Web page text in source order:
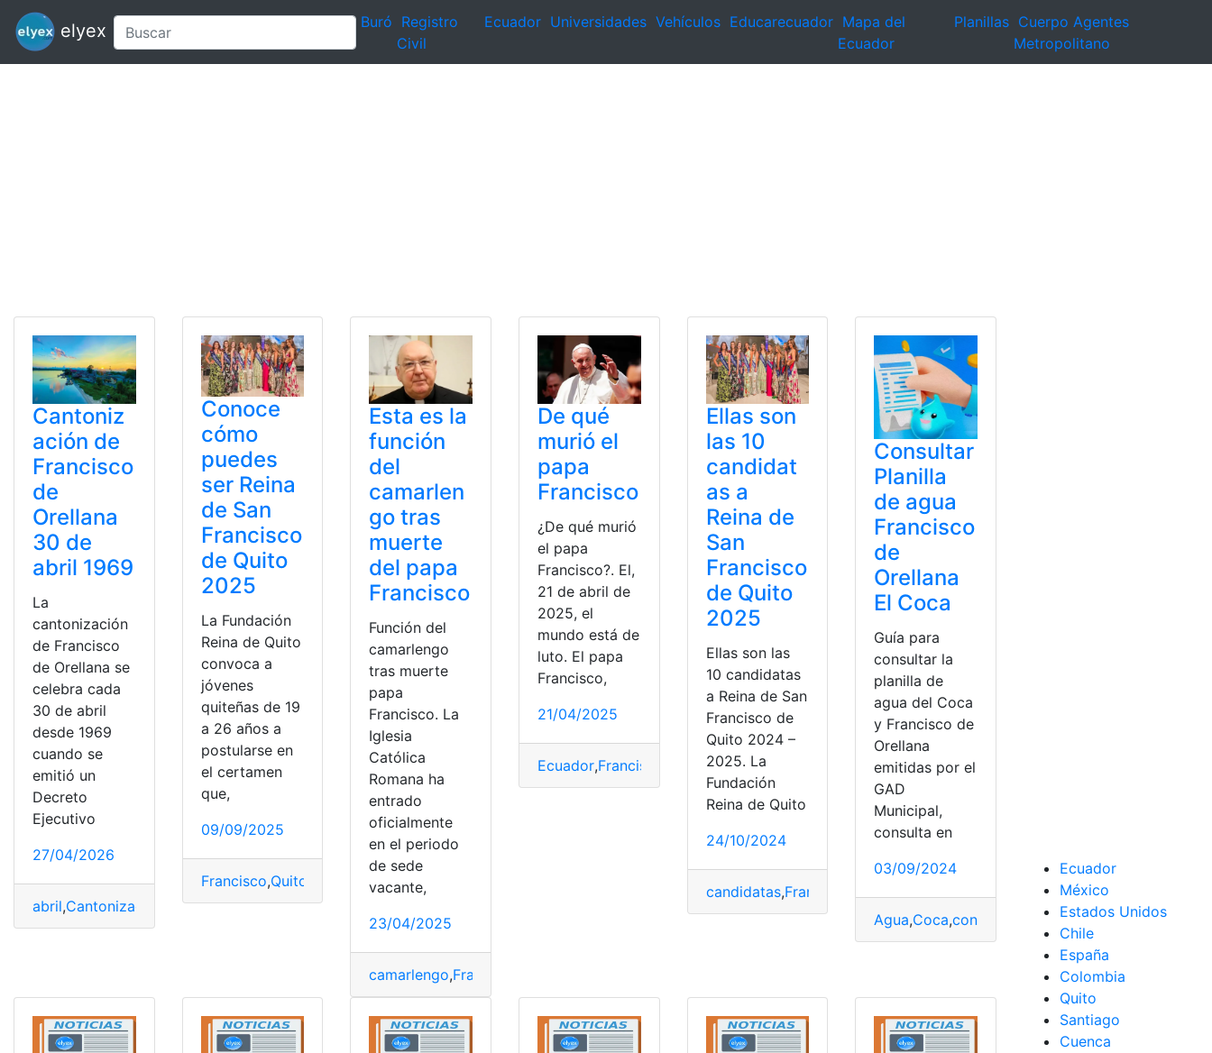
elyex Buró Registro
Civil
Ecuador Universidades Vehículos Educarecuador Mapa del
Ecuador
Planillas Cuerpo Agentes
Metropolitano
Cantoniz
ación de
Francisco
de
Orellana
30 de
abril 1969
La
cantonización
de Francisco
de Orellana se
celebra cada
30 de abril
desde 1969
cuando se
emitió un
Decreto
Ejecutivo
27/04/2026
abril,Cantonización Francisco,Orellana
Conoce
cómo
puedes
ser Reina
de San
Francisco
de Quito
2025
La Fundación
Reina de Quito
convoca a
jóvenes
quiteñas de 19
a 26 años a
postularse en
el certamen
que,
09/09/2025
Francisco,Quito Reina de San Francisco de Quito
Esta es la
función
del
camarlen
go tras
muerte
del papa
Francisco
Función del
camarlengo
tras muerte
papa
Francisco. La
Iglesia
Católica
Romana ha
entrado
oficialmente
en el periodo
de sede
vacante,
23/04/2025
camarlengo,Francisco
De qué
murió el
papa
Francisco
¿De qué murió
el papa
Francisco?. El,
21 de abril de
2025, el
mundo está de
luto. El papa
Francisco,
21/04/2025
Ecuador,Francisco ,Papá
Ellas son
las 10
candidat
as a
Reina de
San
Francisco
de Quito
2025
Ellas son las
10 candidatas
a Reina de San
Francisco de
Quito 2024 –
2025. La
Fundación
Reina de Quito
24/10/2024
candidatas,Francisco
Consultar
Planilla
de agua
Francisco
de
Orellana
El Coca
Guía para
consultar la
planilla de
agua del Coca
y Francisco de
Orellana
emitidas por el
GAD
Municipal,
consulta en
03/09/2024
Agua,Coca,consultar Francisco,Orellana,planilla
Ecuador
México
Estados Unidos
Chile
España
Colombia
Quito
Santiago
Cuenca